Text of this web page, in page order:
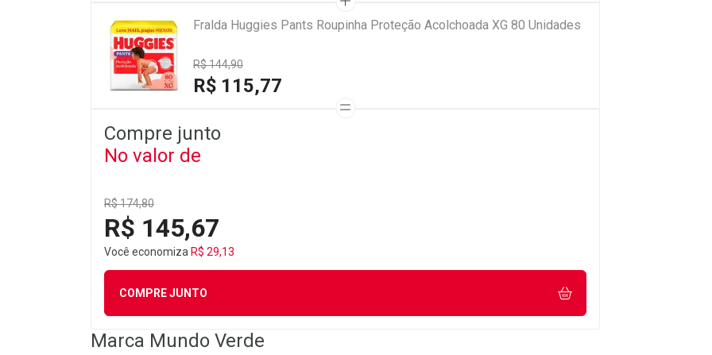
Fralda Huggies Pants Roupinha Proteção Acolchoada XG 80 Unidades
R$ 144,90
R$ 115,77
Compre junto
No valor de
R$ 174,80
R$ 145,67
Você economiza R$ 29,13
COMPRE JUNTO
Marca Mundo Verde